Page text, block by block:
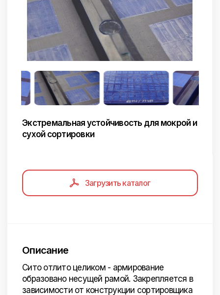
Экстремальная устойчивость для мокрой и
сухой сортировки
Загрузить каталог
Описание
Сито отлито целиком - армирование
образовано несущей рамой. Закрепляется в
зависимости от конструкции сортировщика